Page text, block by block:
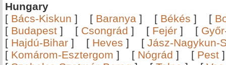
Hungary
[ Bács-Kiskun ] [ Baranya ] [ Békés ] [
[ Budapest ] [ Csongrád ] [ Fejér ] [
[ Hajdú-Bihar ] [ Heves ] [ Jász-Nagykun-
[ Komárom-Esztergom ] [ Nógrád ] [ Pest